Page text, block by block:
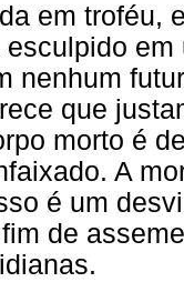
em troféu,
nenhum
que
morto é
A
é um
de